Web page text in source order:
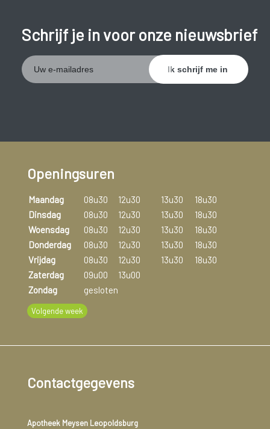
Schrijf je in voor onze nieuwsbrief
Openingsuren
Maandag 08u30 12u30 13u30
18u30
Dinsdag
08u30 12u30 13u30
18u30
Woensdag
08u30 12u30 13u30
18u30
Donderdag
08u30 12u30 13u30
18u30
Vrijdag
08u30 12u30 13u30
18u30
Zaterdag
09u00
13u00
Zondag
gesloten
Volgende week
Contactgegevens
Apotheek Meysen Leopoldsburg